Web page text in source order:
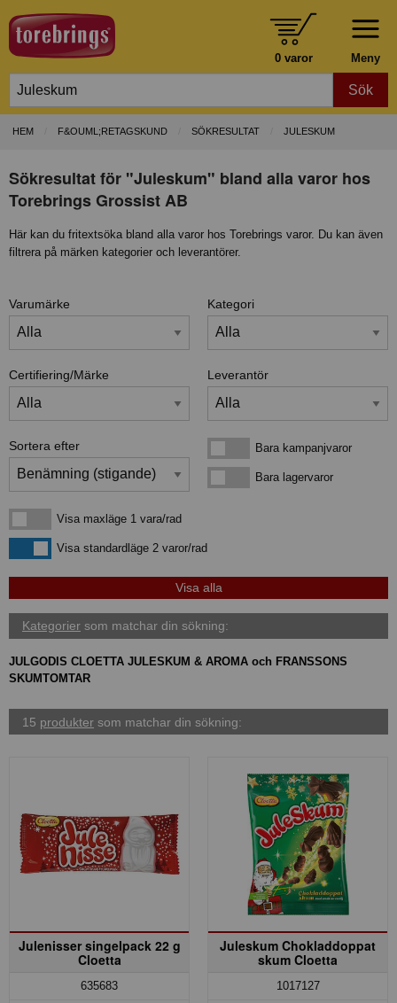
Meny
0 varor
Sök
HEM F&OUML;RETAGSKUND SÖKRESULTAT JULESKUM
Sökresultat för "Juleskum" bland alla varor hos
Torebrings Grossist AB
Här kan du fritextsöka bland alla varor hos Torebrings varor. Du kan även
filtrera på märken kategorier och leverantörer.
Varumärke Kategori
Certifiering/Märke Leverantör
Sortera efter Bara kampanjvarorBara kampanjvaror
Bara lagervarorBara lagervaror
Visa maxläge 1 vara/rad
Visa maxläge 1 vara/rad
Visa standardlägeVisa standardläge 2 varor/rad
Kategorier som matchar din sökning:
JULGODIS CLOETTA JULESKUM & AROMA och FRANSSONS
SKUMTOMTAR
15 produkter som matchar din sökning:
Julenisser singelpack 22 g
Cloetta
635683
Juleskum Chokladdoppat
skum Cloetta
1017127